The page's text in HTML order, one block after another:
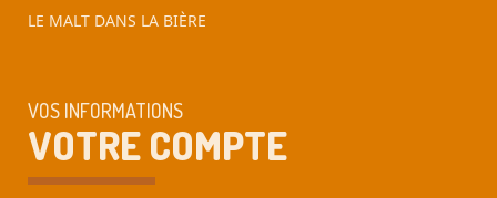
LE MALT DANS LA BIÈRE
VOS INFORMATIONS
VOTRE COMPTE